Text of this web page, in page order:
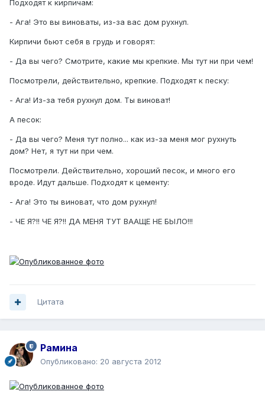
Подходят к кирпичам:
- Ага! Это вы виноваты, из-за вас дом рухнул.
Кирпичи бьют себя в грудь и говорят:
- Да вы чего? Смотрите, какие мы крепкие. Мы тут ни при чем!
Посмотрели, действительно, крепкие. Подходят к песку:
- Ага! Из-за тебя рухнул дом. Ты виноват!
А песок:
- Да вы чего? Меня тут полно... как из-за меня мог рухнуть
дом? Нет, я тут ни при чем.
Посмотрели. Действительно, хороший песок, и много его
вроде. Идут дальше. Подходят к цементу:
- Ага! Это ты виноват, что дом рухнул!
- ЧЕ Я?!! ЧЕ Я?!! ДА МЕНЯ ТУТ ВААЩЕ НЕ БЫЛО!!!
Цитата
Рамина
Опубликовано: 20 августа 2012